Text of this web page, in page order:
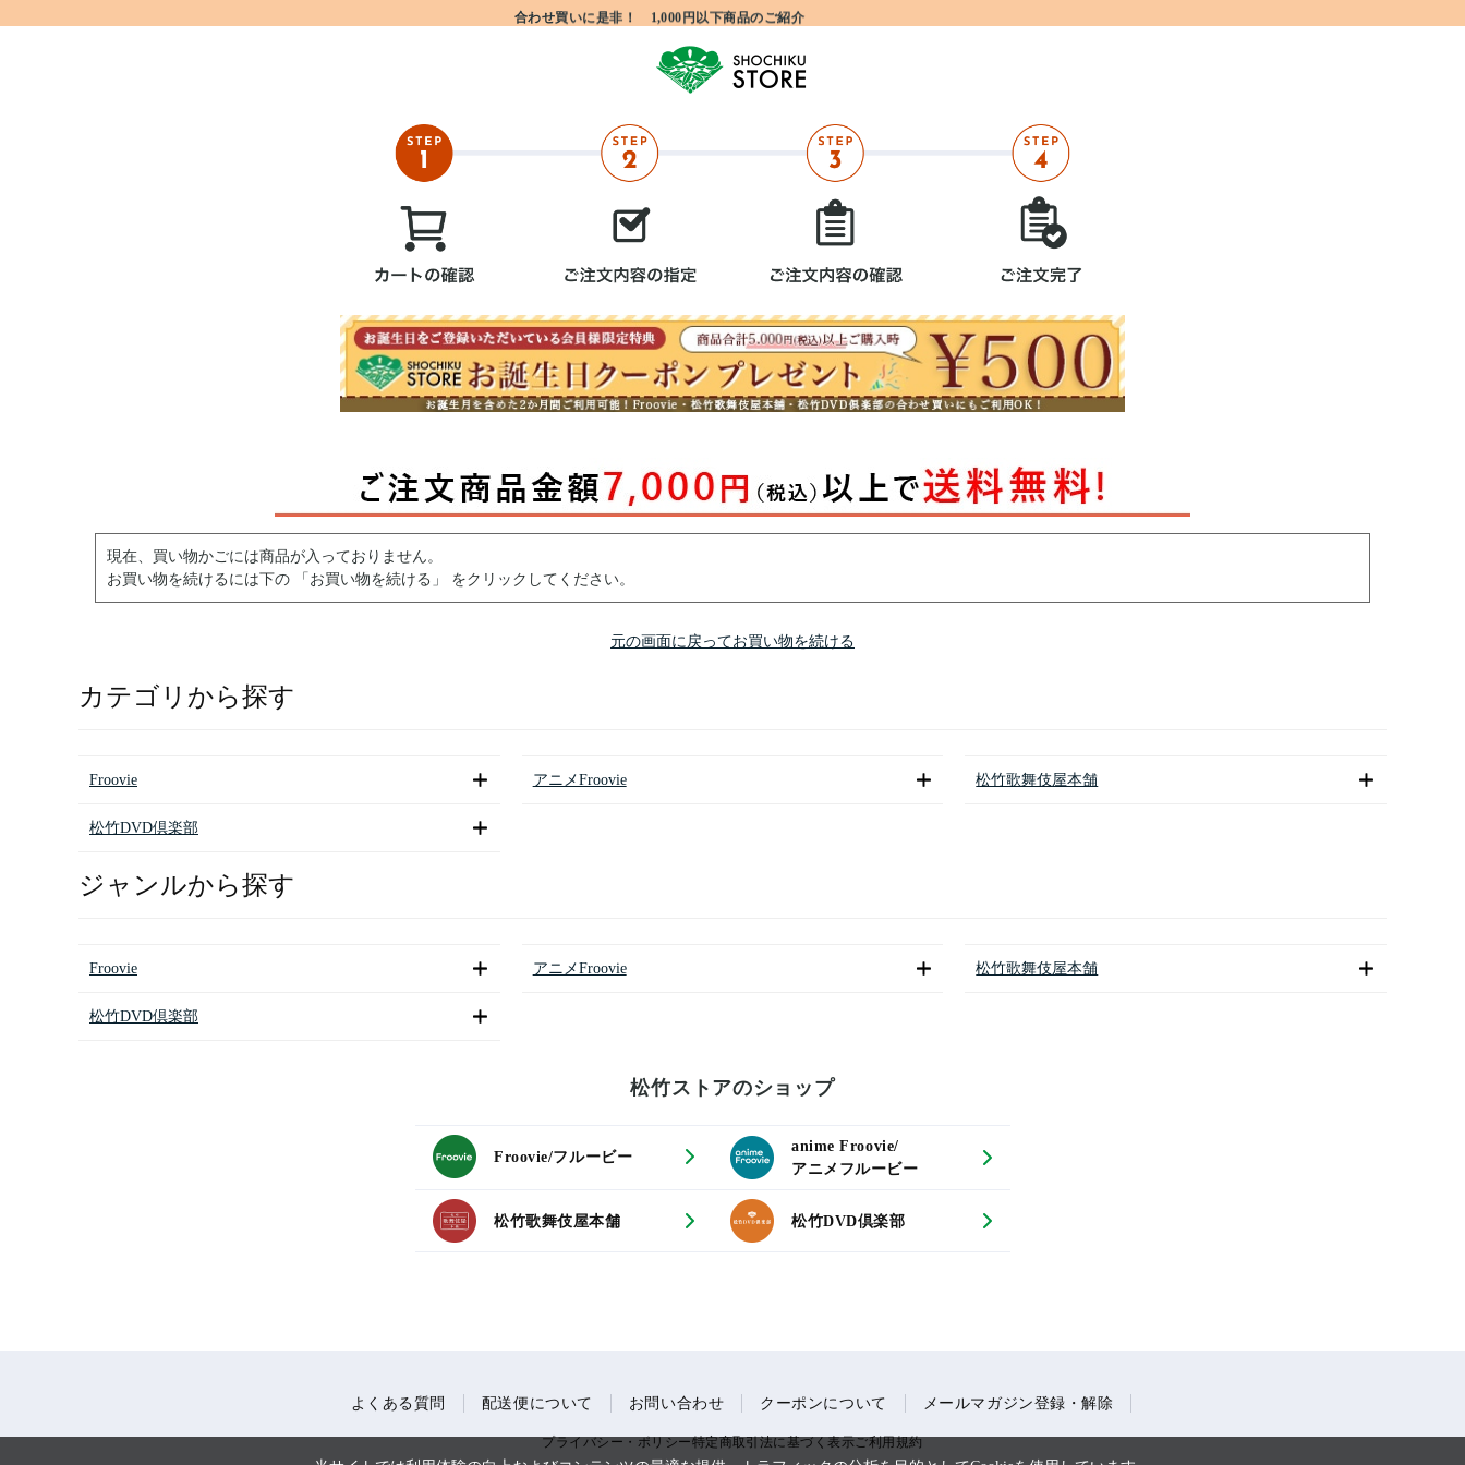
合わせ買いに是非！ 1,000円以下商品のご紹介
現在、買い物かごには商品が入っておりません。
お買い物を続けるには下の 「お買い物を続ける」 をクリックしてください。
元の画面に戻ってお買い物を続ける
カテゴリから探す
Froovie アニメFroovie 松竹歌舞伎屋本舗
松竹DVD倶楽部
ジャンルから探す
Froovie アニメFroovie 松竹歌舞伎屋本舗
松竹DVD倶楽部
松竹ストアのショップ
Froovie/フルービー
anime Froovie/
アニメフルービー
松竹歌舞伎屋本舗 松竹DVD倶楽部
よくある質問 配送便について お問い合わせ クーポンについて メールマガジン登録・解除
プライバシー・ポリシー特定商取引法に基づく表示ご利用規約